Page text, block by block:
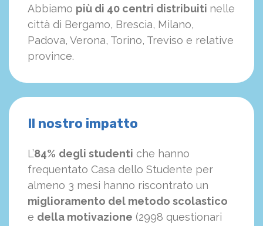
Abbiamo più di 40 centri distribuiti nelle
città di Bergamo, Brescia, Milano,
Padova, Verona, Torino, Treviso e relative
province.
Il nostro impatto
L’84% degli studenti che hanno
frequentato Casa dello Studente per
almeno 3 mesi hanno riscontrato un
miglioramento del metodo scolastico
e della motivazione (2998 questionari